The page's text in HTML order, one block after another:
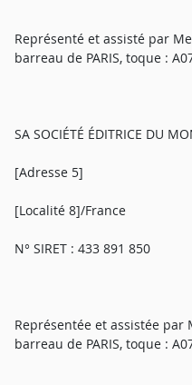
Représenté et assisté par
barreau de PARIS, toque :
SA SOCIÉTÉ ÉDITRICE DU
[Adresse 5]
[Localité 8]/France
N° SIRET : 433 891 850
Représentée et assistée par
barreau de PARIS, toque :